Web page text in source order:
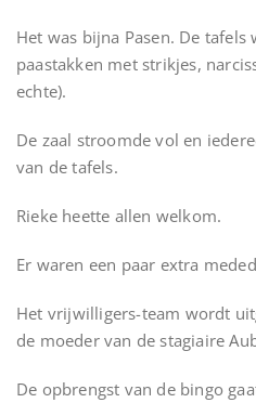
Het was bijna Pasen. De
paastakken met strikjes,
echte).
De zaal stroomde vol en
van de tafels.
Rieke heette allen welkom.
Er waren een paar extra
Het vrijwilligers-team wordt
de moeder van de stagiaire
De opbrengst van de bingo